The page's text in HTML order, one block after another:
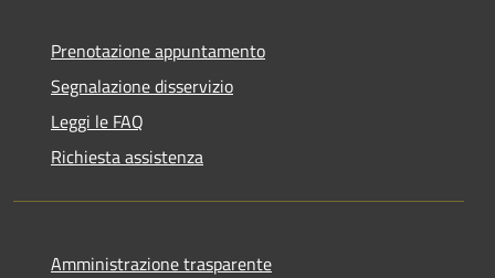
Prenotazione appuntamento
Segnalazione disservizio
Leggi le FAQ
Richiesta assistenza
Amministrazione trasparente